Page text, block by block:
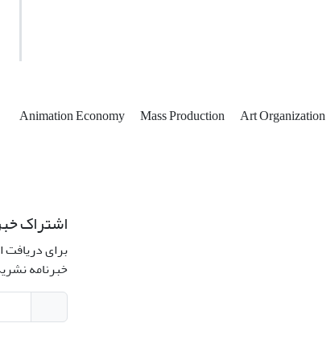
Animation Economy Mass Production Art Organization
اشتراک
برای دریافت
خبرنامه